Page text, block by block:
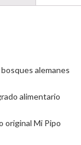
alemanes
alimentario
original Mi Pipo